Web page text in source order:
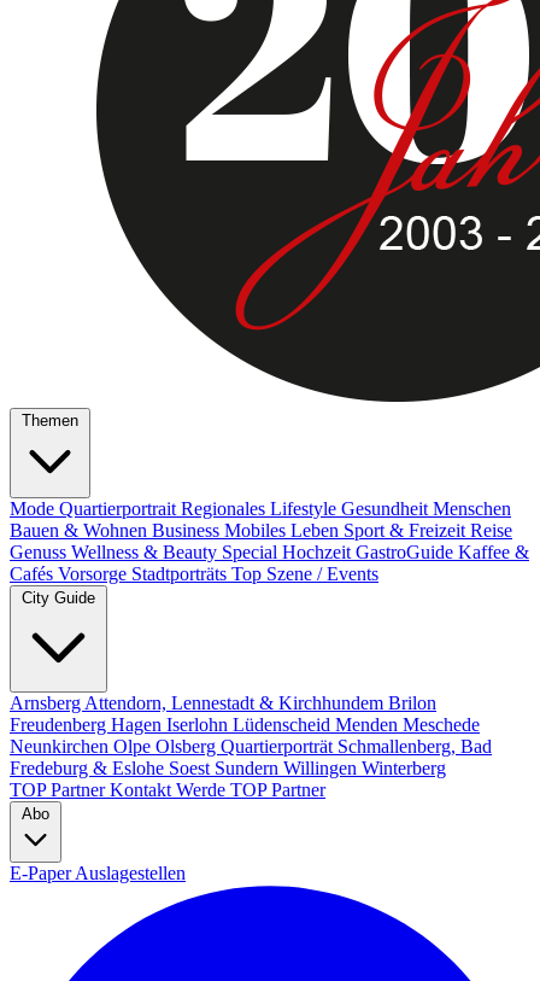
Themen
Mode Quartierportrait Regionales Lifestyle Gesundheit Menschen
Bauen & Wohnen Business Mobiles Leben Sport & Freizeit Reise
Genuss Wellness & Beauty Special Hochzeit GastroGuide Kaffee &
Cafés Vorsorge Stadtporträts Top Szene / Events
City Guide
Arnsberg Attendorn, Lennestadt & Kirchhundem Brilon
Freudenberg Hagen Iserlohn Lüdenscheid Menden Meschede
Neunkirchen Olpe Olsberg Quartierporträt Schmallenberg, Bad
Fredeburg & Eslohe Soest Sundern Willingen Winterberg
TOP PartnerKontakt Werde TOP Partner
Abo
E-PaperAuslagestellen